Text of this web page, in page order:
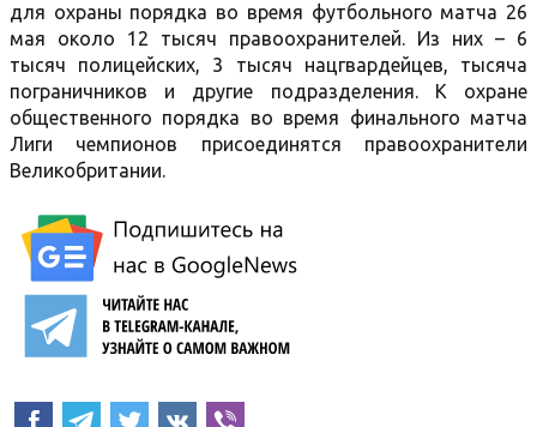
для охраны порядка во время футбольного матча 26
мая около 12 тысяч правоохранителей. Из них – 6
тысяч полицейских, 3 тысяч нацгвардейцев, тысяча
пограничников и другие подразделения. К охране
общественного порядка во время финального матча
Лиги чемпионов присоединятся правоохранители
Великобритании.